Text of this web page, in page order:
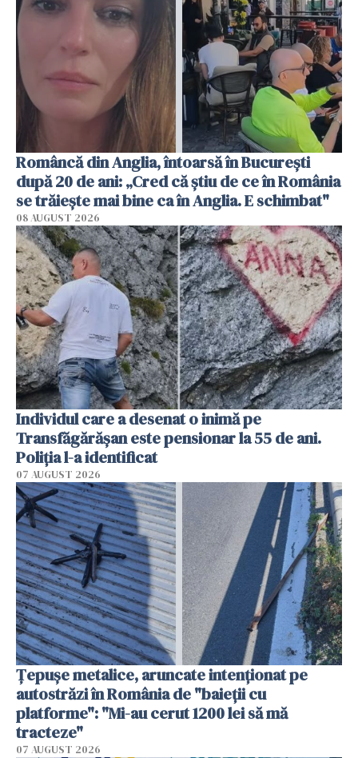
Româncă din Anglia, întoarsă în București
după 20 de ani: „Cred că știu de ce în România
se trăiește mai bine ca în Anglia. E schimbat"
08 AUGUST 2026
Individul care a desenat o inimă pe
Transfăgărășan este pensionar la 55 de ani.
Poliția l-a identificat
07 AUGUST 2026
Țepușe metalice, aruncate intenționat pe
autostrăzi în România de "baieții cu
platforme": "Mi-au cerut 1200 lei să mă
tracteze"
07 AUGUST 2026